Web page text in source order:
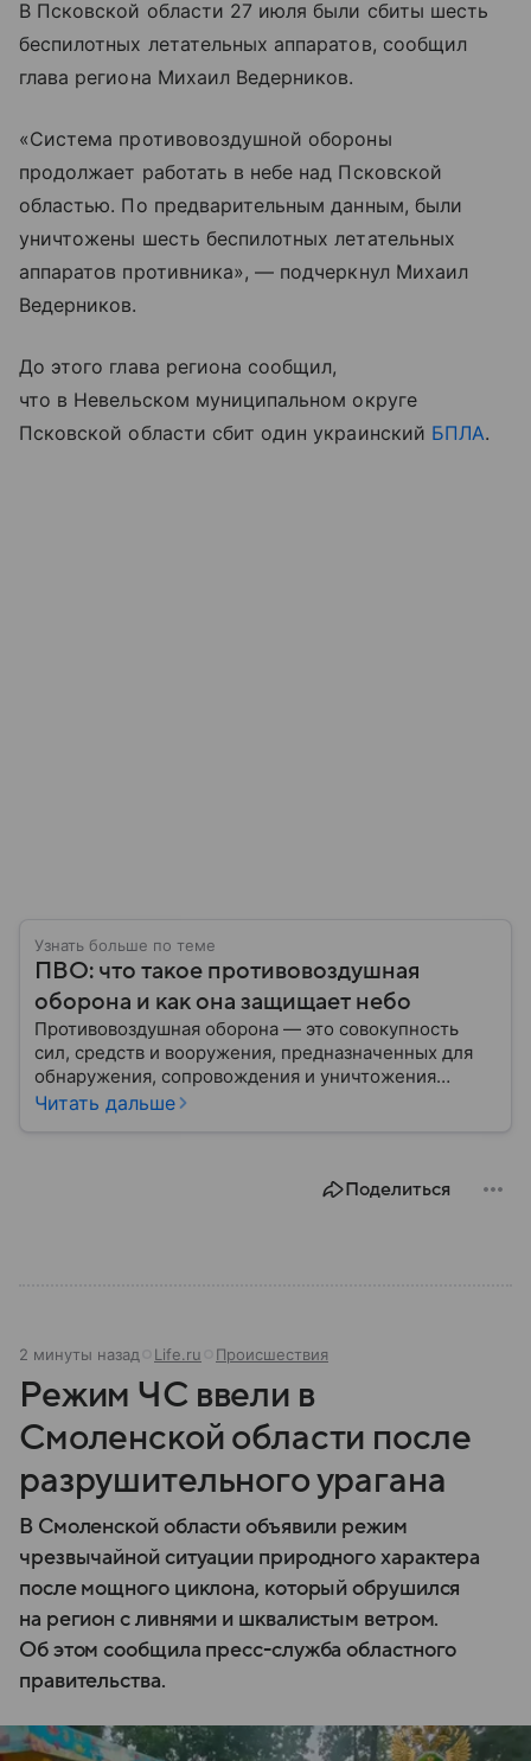
В Псковской области 27 июля были сбиты шесть
беспилотных летательных аппаратов, сообщил
глава региона Михаил Ведерников.
«Система противовоздушной обороны
продолжает работать в небе над Псковской
областью. По предварительным данным, были
уничтожены шесть беспилотных летательных
аппаратов противника», — подчеркнул Михаил
Ведерников.
До этого глава региона сообщил,
что в Невельском муниципальном округе
Псковской области сбит один украинский БПЛА.
Узнать больше по теме
ПВО: что такое противовоздушная
оборона и как она защищает небо
Противовоздушная оборона — это совокупность
сил, средств и вооружения, предназначенных для
обнаружения, сопровождения и уничтожения
средств воздушного нападения. Современные
Читать дальше
Поделиться
2 минуты назад Life.ru Происшествия
Режим ЧС ввели в
Смоленской области после
разрушительного урагана
В Смоленской области объявили режим
чрезвычайной ситуации природного характера
после мощного циклона, который обрушился
на регион с ливнями и шквалистым ветром.
Об этом сообщила пресс-служба областного
правительства.